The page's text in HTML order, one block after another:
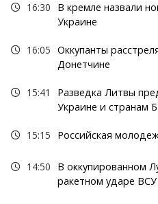
16:30
В кремле назвали
Украине
16:05 Оккупанты
Донетчине
15:41
Разведка Литвы
Украине и странам
15:15 Российская
14:50
В оккупированном
ракетном ударе ВСУ